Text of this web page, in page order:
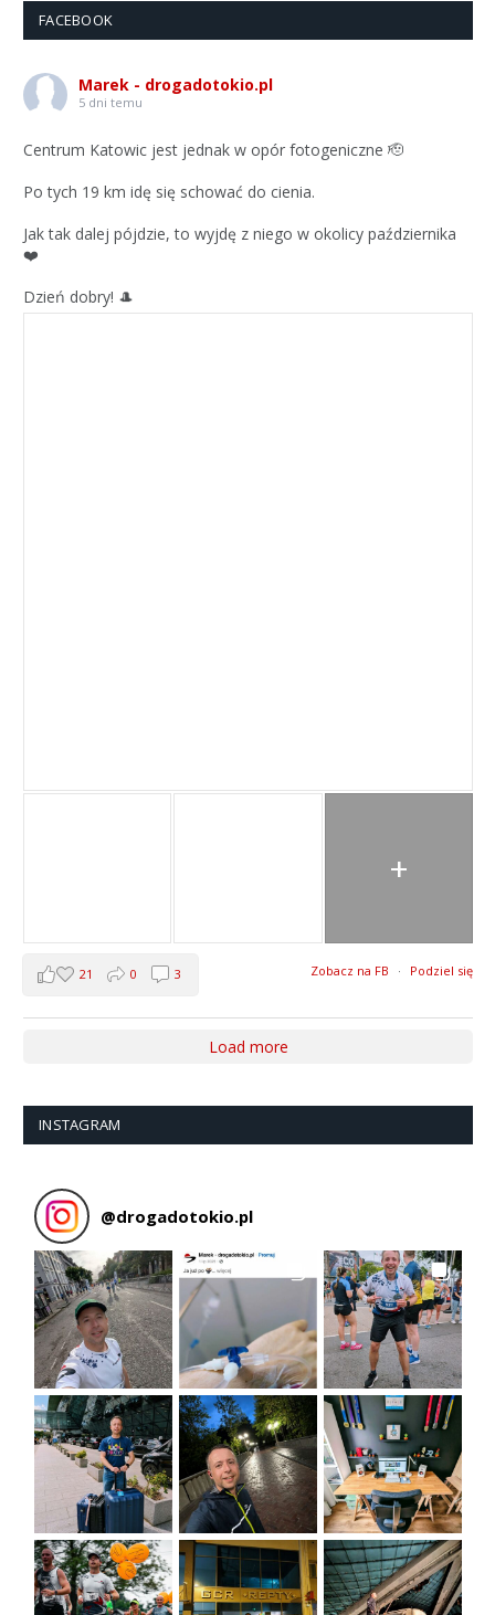
FACEBOOK
Marek - drogadotokio.pl
5 dni temu
Centrum Katowic jest jednak w opór fotogeniczne 🫡
Po tych 19 km idę się schować do cienia.
Jak tak dalej pójdzie, to wyjdę z niego w okolicy października
❤️
Dzień dobry! 🎩
+
Zobacz na FB · Podziel się
21 0 3
Load more
INSTAGRAM
@drogadotokio.pl